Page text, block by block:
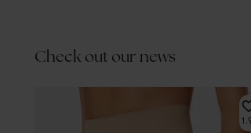
Check out our news